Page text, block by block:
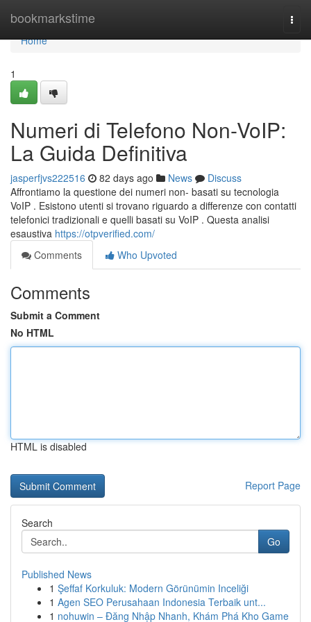
bookmarkstime
Home
Home
1
Numeri di Telefono Non-VoIP:
La Guida Definitiva
jasperfjvs222516 82 days ago News
Discuss
Affrontiamo la questione dei numeri non- basati su tecnologia
VoIP . Esistono utenti si trovano riguardo a differenze con contatti
telefonici tradizionali e quelli basati su VoIP . Questa analisi
esaustiva https://otpverified.com/
Comments
Who Upvoted
Comments
Submit a Comment
No HTML
HTML is disabled
Report Page
Search
Go
Published News
1 Şeffaf Korkuluk: Modern Görünümin Inceliği
1 Agen SEO Perusahaan Indonesia Terbaik unt...
1 nohuwin – Đăng Nhập Nhanh, Khám Phá Kho Game